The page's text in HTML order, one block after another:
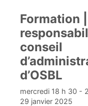
Formation
conseil
d’OSBL
mercredi 18 h 30 -
29 janvier 2025